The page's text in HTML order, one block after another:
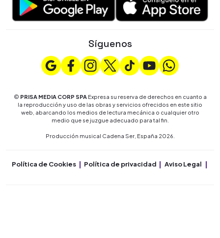
Síguenos
© PRISA MEDIA CORP SPAExpresa su reserva de derechos en cuanto a
la reproducción y uso de las obras y servicios ofrecidos en este sitio
web, abarcando los medios de lectura mecánica o cualquier otro
medio que se juzgue adecuado para tal fin.
Producción musical Cadena Ser, España 2026.
Política de Cookies Política de privacidad Aviso Legal